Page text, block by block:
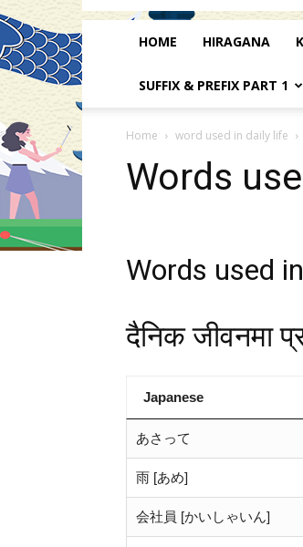
HOME HIRAGANA
SUFFIX & PREFIX PART 1
Home word used in daily life
Words
Words used
दैनिक जीवनमा
Japanese
あさって
雨 [あめ]
会社員 [かいしゃいん]